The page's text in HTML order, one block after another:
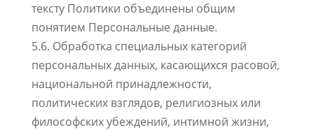
тексту Политики объединены общим
понятием Персональные данные.
5.6. Обработка специальных категорий
персональных данных, касающихся расовой,
национальной принадлежности,
политических взглядов, религиозных или
философских убеждений, интимной жизни,